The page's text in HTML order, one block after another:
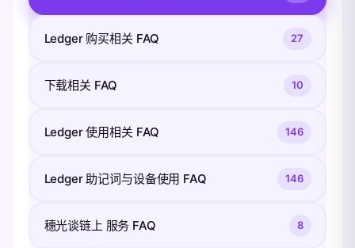
Ledger 购买相关 FAQ 27
下载相关 FAQ 10
Ledger 使用相关 FAQ 146
Ledger 助记词与设备使用 FAQ 146
穗光谈链上 服务 FAQ 8